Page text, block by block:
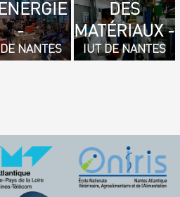
-
NANTES
DES
MATÉRIAUX -
IUT DE NANTES